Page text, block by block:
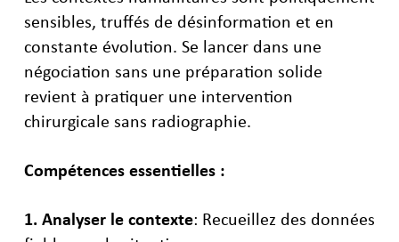
sensibles, truffés de désinformation et en
constante évolution. Se lancer dans une
négociation sans une préparation solide
revient à pratiquer une intervention
chirurgicale sans radiographie.
Compétences essentielles :
1. Analyser le contexte: Recueillez des données